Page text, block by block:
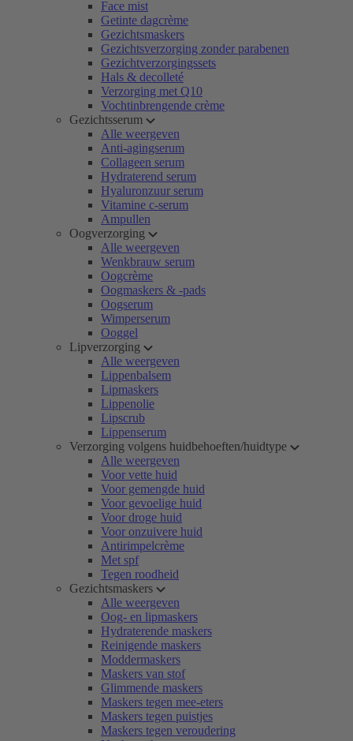
Face mist
Getinte dagcrème
Gezichtsmaskers
Gezichtsverzorging zonder parabenen
Gezichtverzorgingssets
Hals & decolleté
Verzorging met Q10
Vochtinbrengende crème
Gezichtsserum
Alle weergeven
Anti-agingserum
Collageen serum
Hydraterend serum
Hyaluronzuur serum
Vitamine c-serum
Ampullen
Oogverzorging
Alle weergeven
Wenkbrauw serum
Oogcrème
Oogmaskers & -pads
Oogserum
Wimperserum
Ooggel
Lipverzorging
Alle weergeven
Lippenbalsem
Lipmaskers
Lippenolie
Lipscrub
Lippenserum
Verzorging volgens huidbehoeften/huidtype
Alle weergeven
Voor vette huid
Voor gemengde huid
Voor gevoelige huid
Voor droge huid
Voor onzuivere huid
Antirimpelcrème
Met spf
Tegen roodheid
Gezichtsmaskers
Alle weergeven
Oog- en lipmaskers
Hydraterende maskers
Reinigende maskers
Moddermaskers
Maskers van stof
Glimmende maskers
Maskers tegen mee-eters
Maskers tegen puistjes
Maskers tegen veroudering